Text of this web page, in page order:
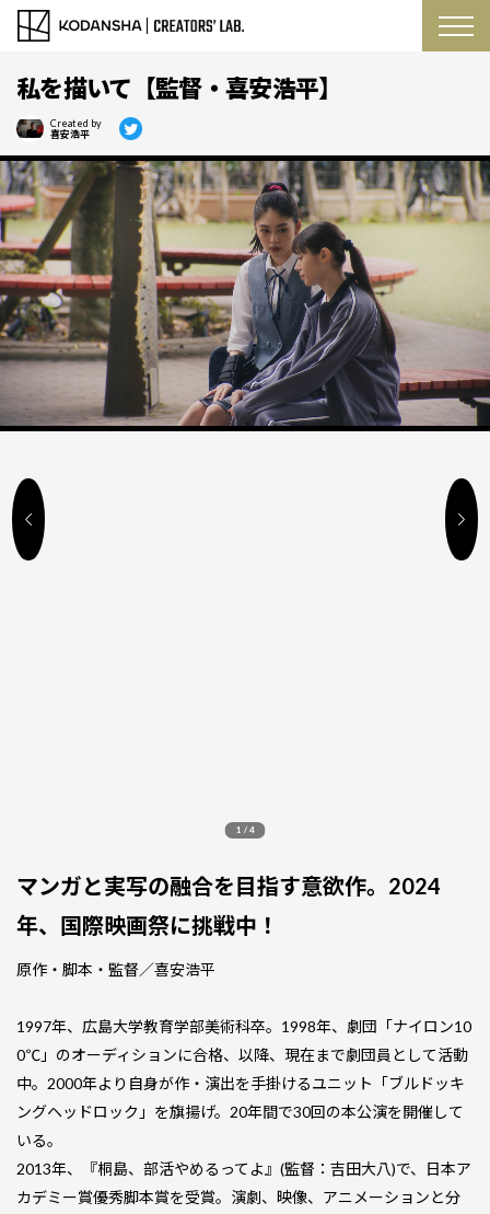
私を描いて【監督・喜安浩平】
Created by
喜安浩平
1 / 4
マンガと実写の融合を目指す意欲作。2024
年、国際映画祭に挑戦中！
原作・脚本・監督／喜安浩平
1997年、広島大学教育学部美術科卒。1998年、劇団「ナイロン10
0℃」のオーディションに合格、以降、現在まで劇団員として活動
中。2000年より自身が作・演出を手掛けるユニット「ブルドッキ
ングヘッドロック」を旗揚げ。20年間で30回の本公演を開催して
いる。
2013年、『桐島、部活やめるってよ』(監督：吉田大八)で、日本ア
カデミー賞優秀脚本賞を受賞。演劇、映像、アニメーションと分